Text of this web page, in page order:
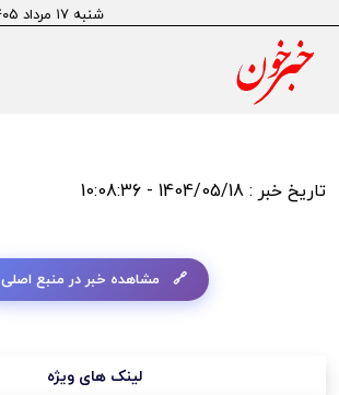
شنبه ۱۷ مرداد ۱۴۰۵ ۵:۳۳ ق ظ
تاریخ خبر : 1404/05/18 - 10:08:36
مشاهده خبر در منبع اصلی
لینک های ویژه